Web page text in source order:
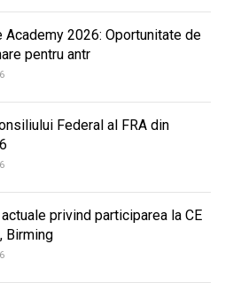
Academy 2026: Oportunitate de
pentru antr
Federal al FRA din
privind participarea la CE
Birming